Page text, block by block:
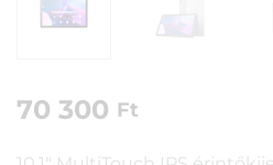
70 300 Ft